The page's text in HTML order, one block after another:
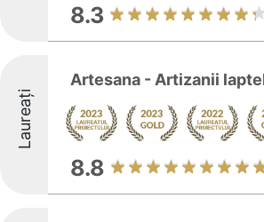
8.3
Laureați
Artesana - Artizanii
8.8